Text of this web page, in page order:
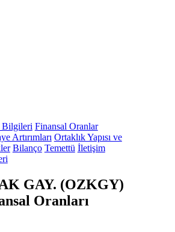
Bilgileri Finansal Oranlar
Artırımları Ortaklık Yapısı ve
Bilanço Temettü İletişim
GAY. (OZKGY)
Oranları